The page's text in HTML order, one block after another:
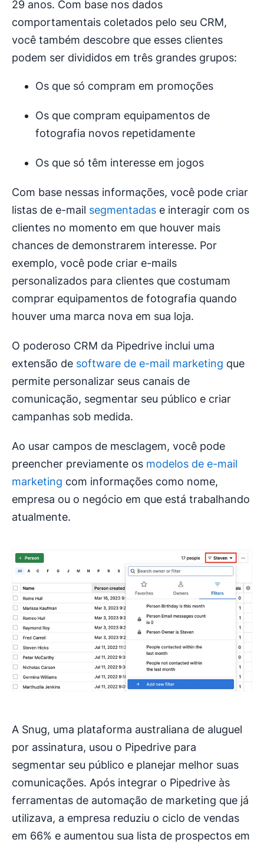
29 anos. Com base nos dados
comportamentais coletados pelo seu CRM,
você também descobre que esses clientes
podem ser divididos em três grandes grupos:
Os que só compram em promoções
Os que compram equipamentos de
fotografia novos repetidamente
Os que só têm interesse em jogos
Com base nessas informações, você pode criar
listas de e-mail segmentadas e interagir com os
clientes no momento em que houver mais
chances de demonstrarem interesse. Por
exemplo, você pode criar e-mails
personalizados para clientes que costumam
comprar equipamentos de fotografia quando
houver uma marca nova em sua loja.
O poderoso CRM da Pipedrive inclui uma
extensão de software de e-mail marketing que
permite personalizar seus canais de
comunicação, segmentar seu público e criar
campanhas sob medida.
Ao usar campos de mesclagem, você pode
preencher previamente os modelos de e-mail
marketing com informações como nome,
empresa ou o negócio em que está trabalhando
atualmente.
A Snug, uma plataforma australiana de aluguel
por assinatura, usou o Pipedrive para
segmentar seu público e planejar melhor suas
comunicações. Após integrar o Pipedrive às
ferramentas de automação de marketing que já
utilizava, a empresa reduziu o ciclo de vendas
em 66% e aumentou sua lista de prospectos em